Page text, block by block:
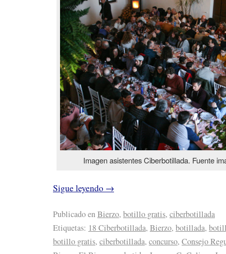
Imagen asistentes Ciberbotillada. Fuente
Sigue leyendo →
Publicado enBierzo, botillo gratis, ciberbotillada
Etiquetas: 18 Ciberbotillada, Bierzo, botillada,
botillo gratis, ciberbotillada, concurso, Consejo